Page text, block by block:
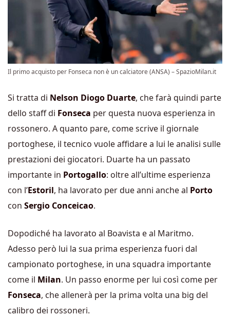
Il primo acquisto per Fonseca non è un calciatore (ANSA) – SpazioMilan.it
Si tratta di Nelson Diogo Duarte, che farà quindi parte
dello staff di Fonseca per questa nuova esperienza in
rossonero. A quanto pare, come scrive il giornale
portoghese, il tecnico vuole affidare a lui le analisi sulle
prestazioni dei giocatori. Duarte ha un passato
importante in Portogallo: oltre all’ultime esperienza
con l’Estoril, ha lavorato per due anni anche al Porto
con Sergio Conceicao.
Dopodiché ha lavorato al Boavista e al Maritmo.
Adesso però lui la sua prima esperienza fuori dal
campionato portoghese, in una squadra importante
come il Milan. Un passo enorme per lui così come per
Fonseca, che allenerà per la prima volta una big del
calibro dei rossoneri.